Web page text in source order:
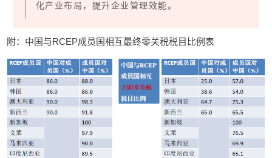
化产业布局，提升企业管理效能。
附：中国与RCEP成员国相互最终零关税税目比例表